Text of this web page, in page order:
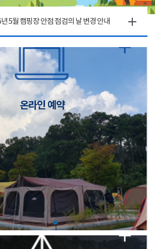
5월 캠핑장 안점 점검의 날 변경 안내
(9월1일~6일) 미운영 공지
년 5월 캠핑장 안점 점검의 날 변경 안내
(9월1일~6일) 미운영 공지
년 5월 캠핑장 안점 점검의 날 변경 안내
(9월1일~6일) 미운영 공지
온라인 예약